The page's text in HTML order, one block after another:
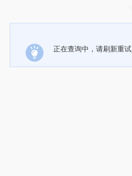
正在查询中，请刷新重试